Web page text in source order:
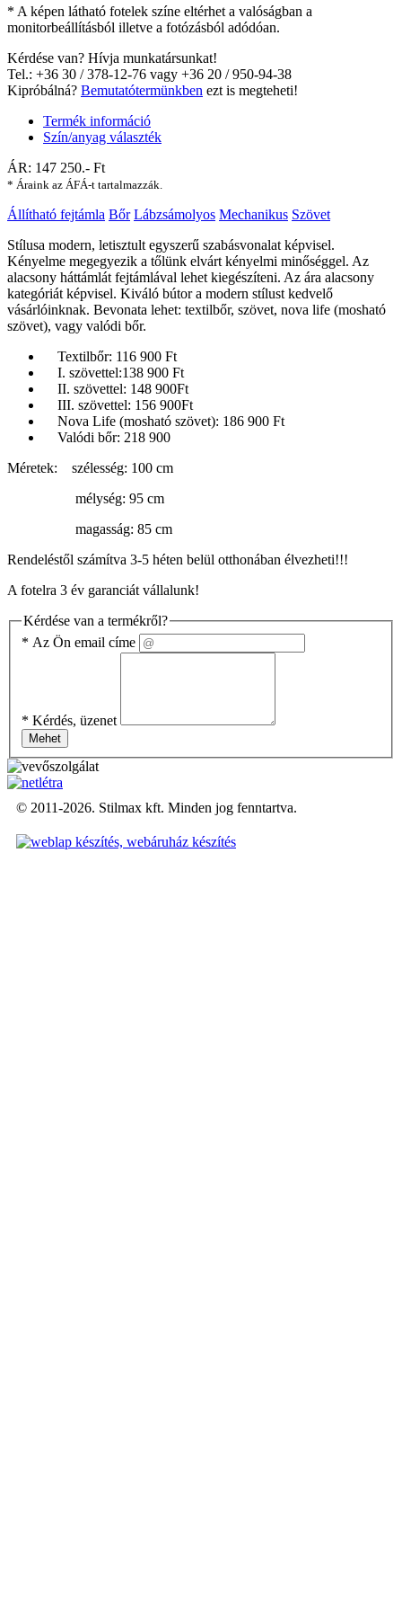
* A képen látható fotelek színe eltérhet a valóságban a
monitorbeállításból illetve a fotózásból adódóan.
Kérdése van? Hívja munkatársunkat!
Tel.: +36 30 / 378-12-76 vagy +36 20 / 950-94-38
Kipróbálná? Bemutatótermünkben ezt is megteheti!
Termék információ
Szín/anyag választék
ÁR: 147 250.- Ft
* Áraink az ÁFÁ-t tartalmazzák.
Állítható fejtámla Bőr Lábzsámolyos Mechanikus Szövet
Stílusa modern, letisztult egyszerű szabásvonalat képvisel.
Kényelme megegyezik a tőlünk elvárt kényelmi minőséggel. Az
alacsony háttámlát fejtámlával lehet kiegészíteni. Az ára alacsony
kategóriát képvisel. Kiváló bútor a modern stílust kedvelő
vásárlóinknak. Bevonata lehet: textilbőr, szövet, nova life (mosható
szövet), vagy valódi bőr.
Textilbőr: 116 900 Ft
I. szövettel:138 900 Ft
II. szövettel: 148 900Ft
III. szövettel: 156 900Ft
Nova Life (mosható szövet): 186 900 Ft
Valódi bőr: 218 900
Méretek: szélesség: 100 cm
mélység: 95 cm
magasság: 85 cm
Rendeléstől számítva 3-5 héten belül otthonában élvezheti!!!
A fotelra 3 év garanciát vállalunk!
Kérdése van a termékről?
* Az Ön email címe
* Kérdés, üzenet
Mehet
© 2011-2026. Stilmax kft. Minden jog fenntartva.